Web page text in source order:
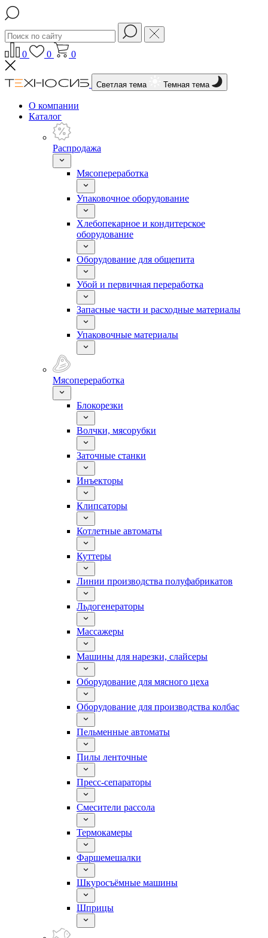
0 0 0
Светлая тема Темная тема
О компании
Каталог
Распродажа
Мясопереработка
Упаковочное оборудование
Хлебопекарное и кондитерское
оборудование
Оборудование для общепита
Убой и первичная переработка
Запасные части и расходные материалы
Упаковочные материалы
Мясопереработка
Блокорезки
Волчки, мясорубки
Заточные станки
Инъекторы
Клипсаторы
Котлетные автоматы
Куттеры
Линии производства полуфабрикатов
Льдогенераторы
Массажеры
Машины для нарезки, слайсеры
Оборудование для мясного цеха
Оборудование для производства колбас
Пельменные автоматы
Пилы ленточные
Пресс-сепараторы
Смесители рассола
Термокамеры
Фаршемешалки
Шкуросъёмные машины
Шприцы